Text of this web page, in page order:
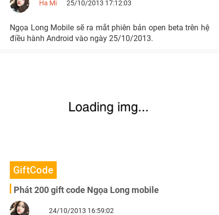
Ha Mi 25/10/2013 17:12:03
Ngọa Long Mobile sẽ ra mắt phiên bản open beta trên hệ
điều hành Android vào ngày 25/10/2013.
GiftCode
Phát 200 gift code Ngọa Long mobile
24/10/2013 16:59:02